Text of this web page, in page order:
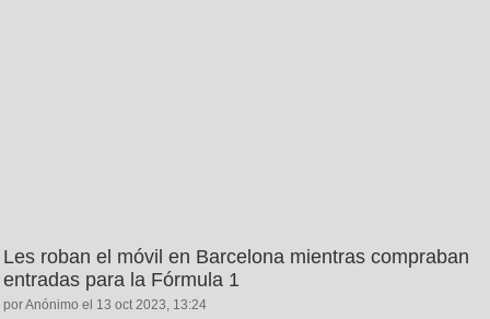
Les roban el móvil en Barcelona mientras compraban
entradas para la Fórmula 1
por Anónimo el 13 oct 2023, 13:24